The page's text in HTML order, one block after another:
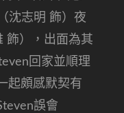
沈志明 飾）夜
飾），出面為其
回家並順理
起頗感默契有
誤會